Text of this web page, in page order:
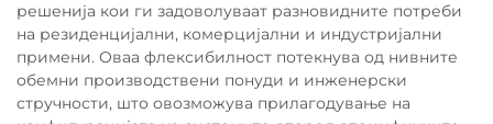
решенија кои ги задоволуваат разновидните потреби
на резиденцијални, комерцијални и индустријални
примени. Оваа флексибилност потекнува од нивните
обемни производствени понуди и инженерски
стручности, што овозможува прилагодување на